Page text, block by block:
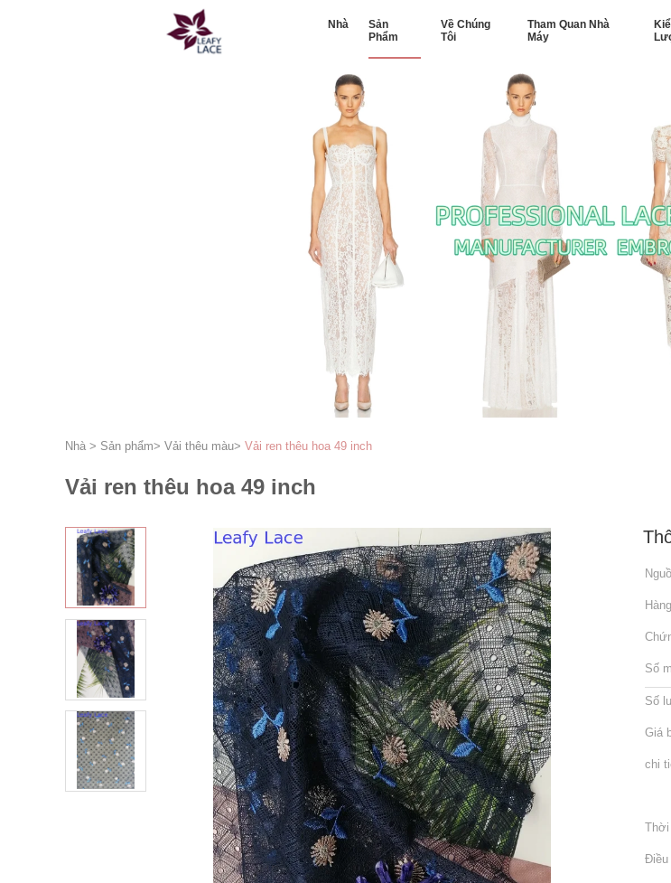
Nhà
Sản
Phẩm
Về Chúng
Tôi
Tham Quan Nhà
Máy
Nhà > Sản phẩm> Vải thêu màu> Vải ren thêu hoa 49 inch
Vải ren thêu hoa 49 inch
Số
Số
Giá
chi
Thời
Điều